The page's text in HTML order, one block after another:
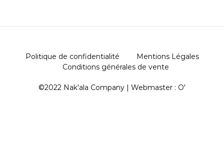
©2022 Nak'ala Company | Webmaster : O'
Politique de confidentialité
Mentions Légales
Conditions générales de vente